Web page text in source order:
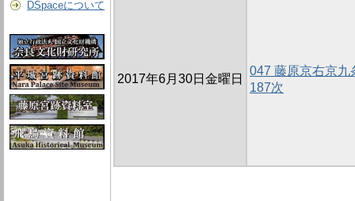
DSpaceについて
2017年6月30日金曜日
047 藤原京右京九
187次